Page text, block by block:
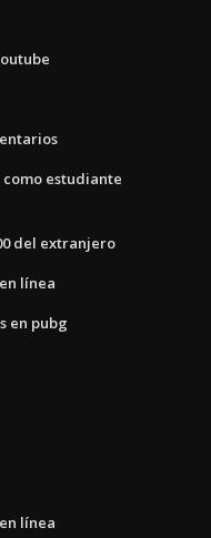
estudiante
del extranjero
línea
en pubg
línea